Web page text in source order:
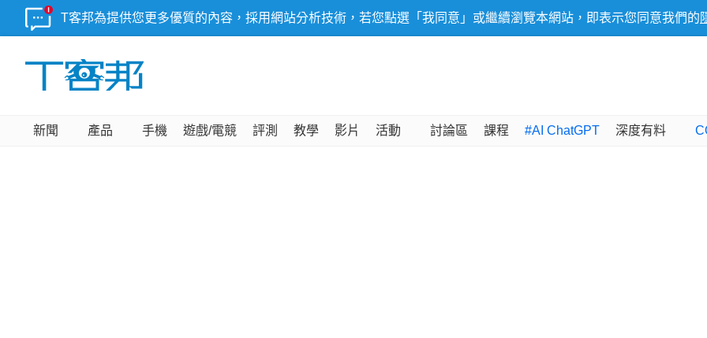
T客邦為提供您更多優質的內容，採用網站分析技術，若您點選「我同意」或繼續瀏覽本網站，即表示您同意我們的
新聞 產品 手機 遊戲/電競 評測 教學 影片 活動 討論區 課程 #AI ChatGPT 深度有料